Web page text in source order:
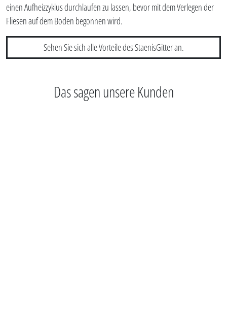
einen Aufheizzyklus durchlaufen zu lassen, bevor mit dem Verlegen der
Fliesen auf dem Boden begonnen wird.
Sehen Sie sich alle Vorteile des StaenisGitter an.
Das sagen unsere Kunden